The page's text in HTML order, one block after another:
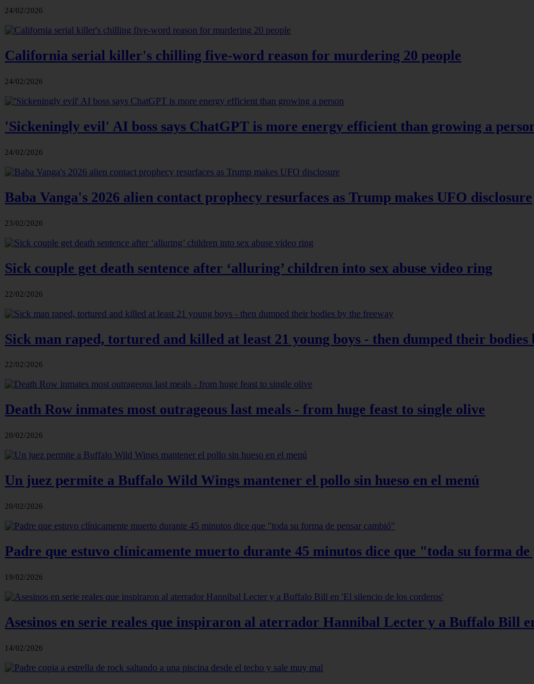
24/02/2026
California serial killer's chilling five-word reason for murdering 20 people
24/02/2026
'Sickeningly evil' AI boss says ChatGPT is more energy efficient than growing a
24/02/2026
Baba Vanga's 2026 alien contact prophecy resurfaces as Trump makes UFO disclosure
23/02/2026
Sick couple get death sentence after ‘alluring’ children into sex abuse video ring
22/02/2026
Sick man raped, tortured and killed at least 21 young boys - then dumped their bodies
22/02/2026
Death Row inmates most outrageous last meals - from huge feast to single olive
20/02/2026
Un juez permite a Buffalo Wild Wings mantener el pollo sin hueso en el menú
20/02/2026
Padre que estuvo clínicamente muerto durante 45 minutos dice que "toda su forma
19/02/2026
Asesinos en serie reales que inspiraron al aterrador Hannibal Lecter y a Buffalo Bill
14/02/2026